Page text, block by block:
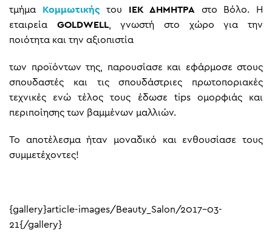
τμήμα Κομμωτικής του ΙΕΚΔΗΜΗΤΡΑ στο Βόλο. Η
εταιρεία GOLDWELL, γνωστή στο χώρο για την
ποιότητα και την αξιοπιστία
των προϊόντων της, παρουσίασε και εφάρμοσε στους
σπουδαστές και τις σπουδάστριες πρωτοποριακές
τεχνικές ενώ τέλος τους έδωσε tips ομορφιάς και
περιποίησης των βαμμένων μαλλιών.
Το αποτέλεσμα ήταν μοναδικό και ενθουσίασε τους
συμμετέχοντες!
{gallery}article-images/Beauty_Salon/2017-03-
21{/gallery}